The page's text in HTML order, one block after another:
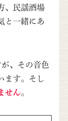
、民謡酒場
と一緒にあ
、その音色
ます。そし
せん。